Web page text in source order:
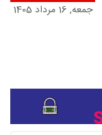
جمعه, 16 مرداد 1405